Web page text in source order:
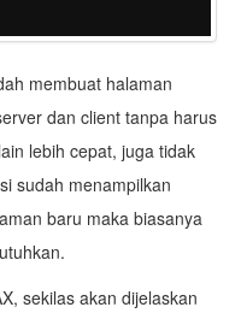
membuat halaman
dan client tanpa harus
lebih cepat, juga tidak
sudah menampilkan
baru maka biasanya
sekilas akan dijelaskan